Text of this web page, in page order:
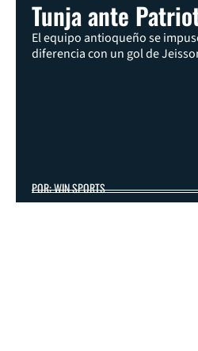
Tunja ante
El equipo antioqueño se
diferencia con un gol de
POR: WIN SPORTS